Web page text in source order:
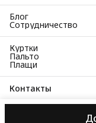
Блог
Сотрудничество
Куртки
Пальто
Плащи
Контакты
Адрес
Москва, Чапаевский